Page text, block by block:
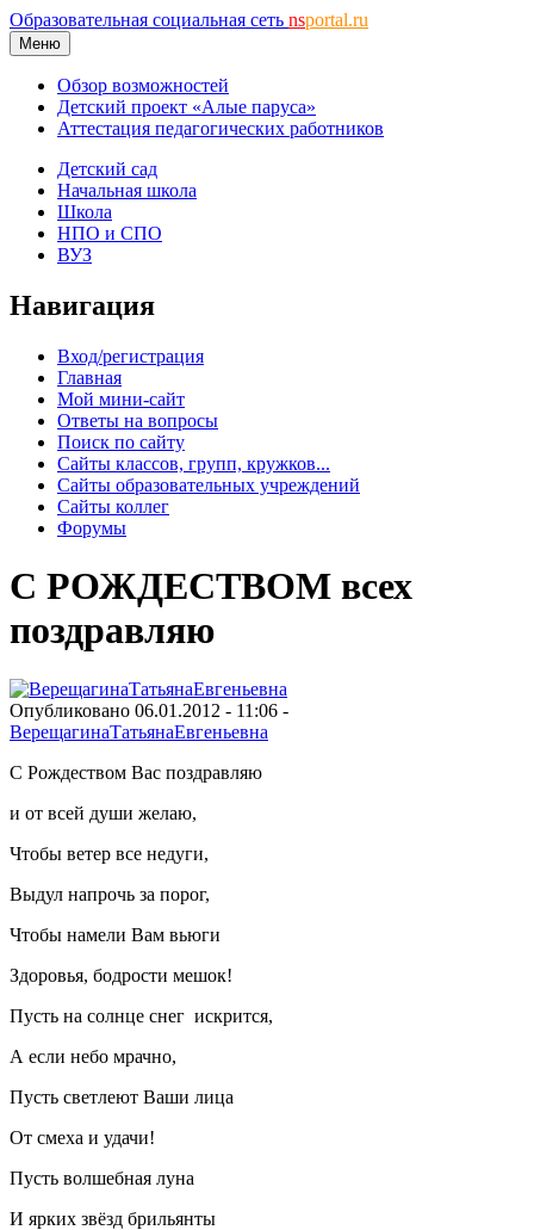
Образовательная социальная сеть nsportal.ru
Меню
Обзор возможностей
Детский проект «Алые паруса»
Аттестация педагогических работников
Детский сад
Начальная школа
Школа
НПО и СПО
ВУЗ
Навигация
Вход/регистрация
Главная
Мой мини-сайт
Ответы на вопросы
Поиск по сайту
Сайты классов, групп, кружков...
Сайты образовательных учреждений
Сайты коллег
Форумы
С РОЖДЕСТВОМ всех
поздравляю
Опубликовано 06.01.2012 - 11:06 -
ВерещагинаТатьянаЕвгеньевна
С Рождеством Вас поздравляю
и от всей души желаю,
Чтобы ветер все недуги,
Выдул напрочь за порог,
Чтобы намели Вам вьюги
Здоровья, бодрости мешок!
Пусть на солнце снег искрится,
А если небо мрачно,
Пусть светлеют Ваши лица
От смеха и удачи!
Пусть волшебная луна
И ярких звёзд брильянты